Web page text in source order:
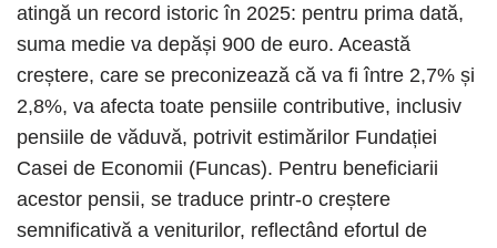
atingă un record istoric în 2025: pentru prima dată,
suma medie va depăși 900 de euro. Această
creștere, care se preconizează că va fi între 2,7% și
2,8%, va afecta toate pensiile contributive, inclusiv
pensiile de văduvă, potrivit estimărilor Fundației
Casei de Economii (Funcas). Pentru beneficiarii
acestor pensii, se traduce printr-o creștere
semnificativă a veniturilor, reflectând efortul de